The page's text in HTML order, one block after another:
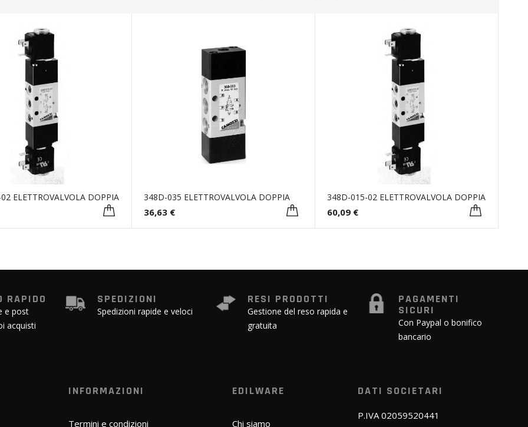
ELETTROVALVOLA DOPPIA 348D-035 ELETTROVALVOLA DOPPIA
36,63 €
348D-015-02 ELETTROVALVOLA DOPPIA
60,09 €
RAPIDO
e post
acquisti
SPEDIZIONI
Spedizioni rapide e veloci
RESI PRODOTTI
Gestione del reso rapida e
gratuita
PAGAMENTI
SICURI
Con Paypal o bonifico
bancario
INFORMAZIONI
Termini e condizioni
EDILWARE
Chi siamo
DATI SOCIETARI
P.IVA 02059520441